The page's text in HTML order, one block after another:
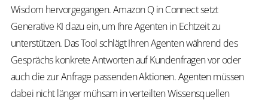
Wisdom hervorgegangen. Amazon Q in Connect setzt
Generative KI dazu ein, um Ihre Agenten in Echtzeit zu
unterstützen. Das Tool schlägt Ihren Agenten während des
Gesprächs konkrete Antworten auf Kundenfragen vor oder
auch die zur Anfrage passenden Aktionen. Agenten müssen
dabei nicht länger mühsam in verteilten Wissensquellen